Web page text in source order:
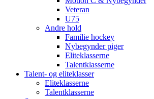
Veteran
U75
Andre hold
Familie hockey
Nybegynder piger
Eliteklasserne
Talentklasserne
Talent- og eliteklasser
Eliteklasserne
Talentklasserne